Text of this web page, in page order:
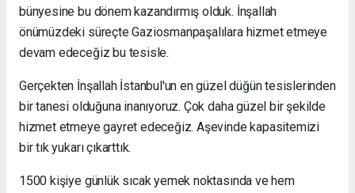
bünyesine bu dönem kazandırmış olduk. İnşallah
önümüzdeki süreçte Gaziosmanpaşalılara hizmet etmeye
devam edeceğiz bu tesisle.
Gerçekten İnşallah İstanbul'un en güzel düğün tesislerinden
bir tanesi olduğuna inanıyoruz. Çok daha güzel bir şekilde
hizmet etmeye gayret edeceğiz. Aşevinde kapasitemizi
bir tık yukarı çıkarttık.
1500 kişiye günlük sıcak yemek noktasında ve hem